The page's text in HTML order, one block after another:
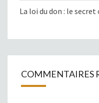
La loi du don : le secret
COMMENTAIRES